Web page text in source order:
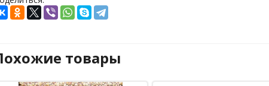
товары